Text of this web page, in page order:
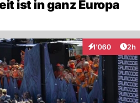
ist in ganz Europa
1'060
Interaktionen2h